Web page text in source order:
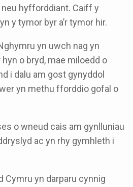
hyfforddiant. Caiff y
y tymor byr a’r tymor hir.
yn uwch nag yn
hyn o bryd, mae miloedd o
i dalu am gost gynyddol
yn methu fforddio gofal o
o wneud cais am gynlluniau
ac yn rhy gymhleth i
Cymru yn darparu cynnig